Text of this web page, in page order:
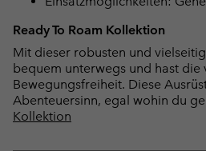
Ready To Roam Kollektion
Mit dieser robusten und
bequem unterwegs und hast die
Bewegungsfreiheit. Diese
Abenteuersinn, egal wohin du
Kollektion